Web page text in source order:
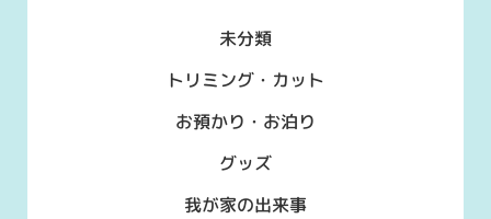
未分類
トリミング・カット
お預かり・お泊り
グッズ
我が家の出来事